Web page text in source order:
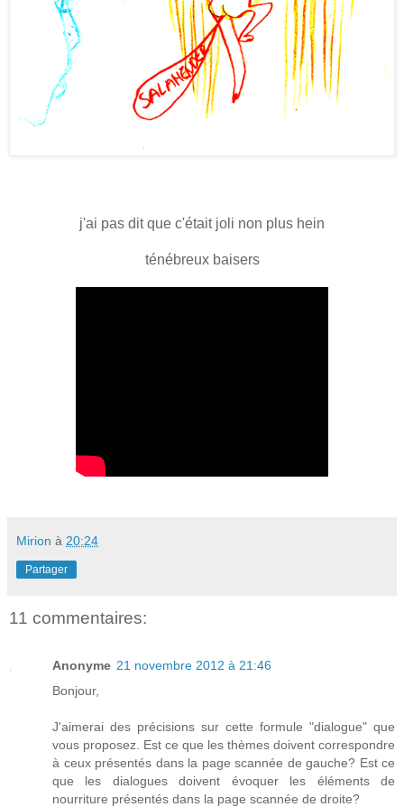
j'ai pas dit que c'était joli non plus hein
ténébreux baisers
Mirion à 20:24
Partager
11 commentaires:
Anonyme 21 novembre 2012 à 21:46
Bonjour,
J'aimerai des précisions sur cette formule "dialogue" que
vous proposez. Est ce que les thèmes doivent correspondre
à ceux présentés dans la page scannée de gauche? Est ce
que les dialogues doivent évoquer les éléments de
nourriture présentés dans la page scannée de droite?